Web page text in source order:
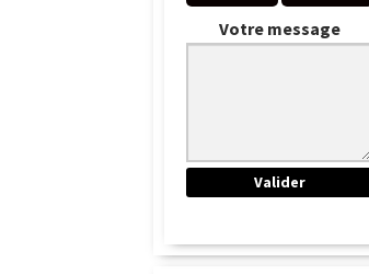
Votre message